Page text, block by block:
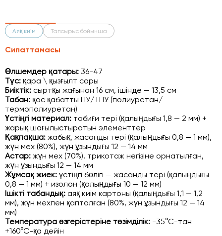
Аяқ киім Тапсырыс бойынша
Сипаттамасы
Өлшемдер қатары: 36-47
Түс: қара \ қызғылт сары
Биіктік: сыртқы жағынан 16 см, ішінде — 13,5 см
Табан: қос қабатты ПУ/ТПУ (полиуретан/
термополиуретан)
Үстіңгі материал: табиғи тері (қалыңдығы 1,8 — 2 мм) +
жарық шағылыстыратын элементтер
Қақпақша: жабық, жасанды тері (қалыңдығы 0,8 — 1 мм),
жүн мех (80%), жүн ұзындығы 12 — 14 мм
Астар: жүн мех (70%), трикотаж негізіне орнатылған,
жүн ұзындығы 12 — 14 мм
Жұмсақ жиек: үстіңгі бөлігі — жасанды тері (қалыңдығы
0,8 — 1 мм) + изолон (қалыңдығы 10 — 12 мм)
Ішікті табандық: аяқ киім картоны (қалыңдығы 1,1 — 1,2
мм), жүн мехпен қапталған (80%, жүн ұзындығы 12 — 14
мм)
Температура өзгерістеріне төзімділік: -35°С-тан
+160°С-қа дейін